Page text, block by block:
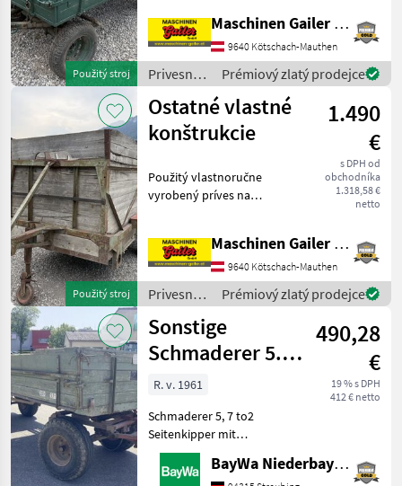
Použitý stroj
Maschinen Gailer GmbH
9640 Kötschach-Mauthen
Privesné
vozíky /
Sonstige
Prémiový zlatý prodejce
Použitý stroj
Ostatné vlastné
konštrukcie
1.490
€
s DPH od
obchodníka
1.318,58 €
netto
Použitý vlastnoručne
vyrobený príves na
cm * Priestor pre cca 6 kráv
* Konštrukcia z dreva *
Mechanický schodík pre d
Maschinen Gailer GmbH
9640 Kötschach-Mauthen
Privesné
vozíky /
Sonstige
Prémiový zlatý prodejce
Sonstige
Schmaderer 5.7
Tonnen
490,28
€
19 % s DPH
412 € netto
R. v. 1961
Schmaderer 5, 7 to2
Seitenkipper mit
HandpumpeAuflaufbremseBrücken-
Maße: 5m x 1, 85m x 0,
BayWa Niederbayern